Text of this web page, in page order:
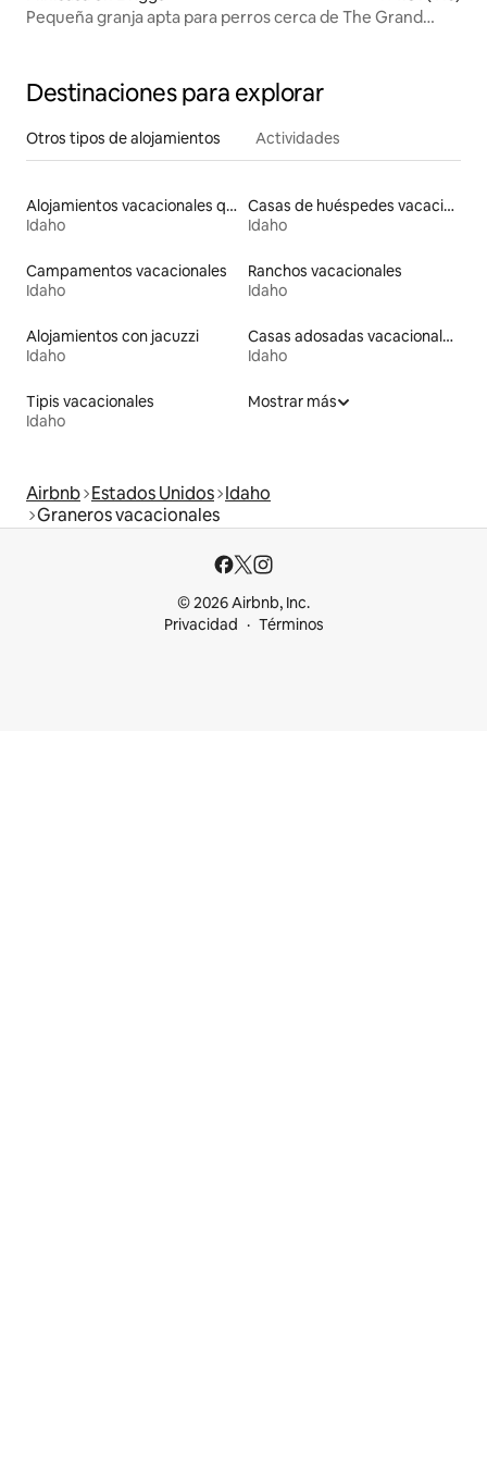
Pequeña granja apta para perros cerca de The Grand
Destinaciones para explorar
Otros tipos de alojamientos Actividades
Alojamientos vacacionales que admiten mascotas
Idaho
Casas de huéspedes vacacionales
Idaho
Campamentos vacacionales
Idaho
Ranchos vacacionales
Idaho
Alojamientos con jacuzzi
Idaho
Casas adosadas vacacionales
Idaho
Tipis vacacionales
Idaho
Mostrar más
Airbnb Estados Unidos Idaho
Graneros vacacionales
© 2026 Airbnb, Inc.
Privacidad
Términos